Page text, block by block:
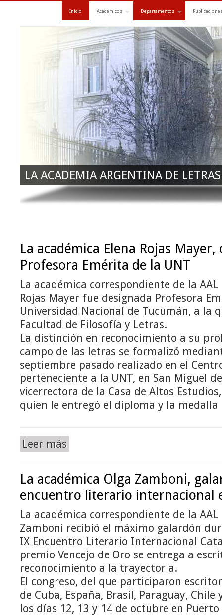
Inicio Académicos Departamentos Publicaciones
LA ACADEMIA ARGENTINA DE
La académica Elena Rojas Mayer,
Profesora Emérita de la UNT
La académica correspondiente de la
Rojas Mayer fue designada Profesora
Universidad Nacional de Tucumán, a la
Facultad de Filosofía y Letras.
La distinción en reconocimiento a su
campo de las letras se formalizó
septiembre pasado realizado en el
perteneciente a la UNT, en San Miguel
vicerrectora de la Casa de Altos
quien le entregó el diploma y la
Leer más
La académica Olga Zamboni,
encuentro literario internacional
La académica correspondiente de la
Zamboni recibió el máximo galardón
IX Encuentro Literario Internacional
premio Vencejo de Oro se entrega a
reconocimiento a la trayectoria.
El congreso, del que participaron
de Cuba, España, Brasil, Paraguay, Chile
los días 12, 13 y 14 de octubre en